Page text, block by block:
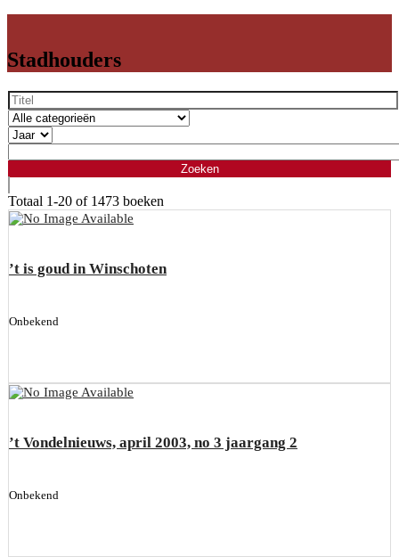
Stadhouders
Totaal 1-20 of 1473 boeken
’t is goud in Winschoten
Onbekend
’t Vondelnieuws, april 2003, no 3 jaargang 2
Onbekend